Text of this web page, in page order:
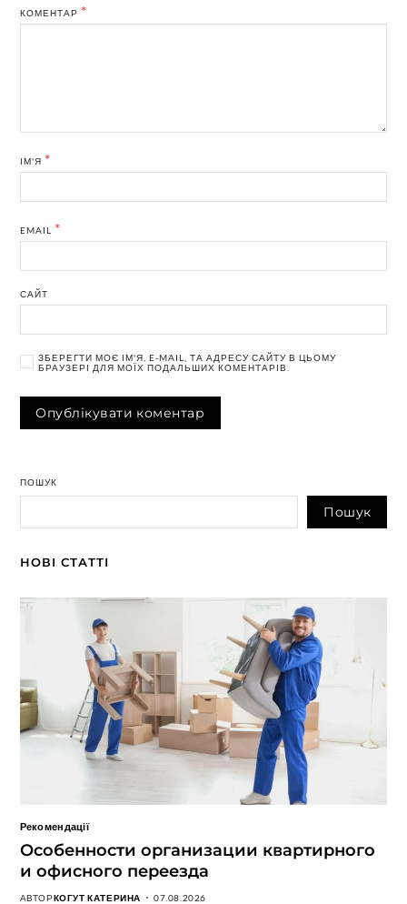
КОМЕНТАР *
ІМ'Я *
EMAIL *
САЙТ
ЗБЕРЕГТИ МОЄ ІМ'Я, E-MAIL, ТА АДРЕСУ САЙТУ В ЦЬОМУ
БРАУЗЕРІ ДЛЯ МОЇХ ПОДАЛЬШИХ КОМЕНТАРІВ.
ПОШУК
Пошук
НОВІ СТАТТІ
Рекомендації
Особенности организации квартирного
и офисного переезда
АВТОРКОГУТ КАТЕРИНА 07.08.2026